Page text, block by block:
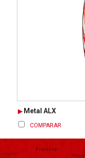
Metal ALX
COMPARAR